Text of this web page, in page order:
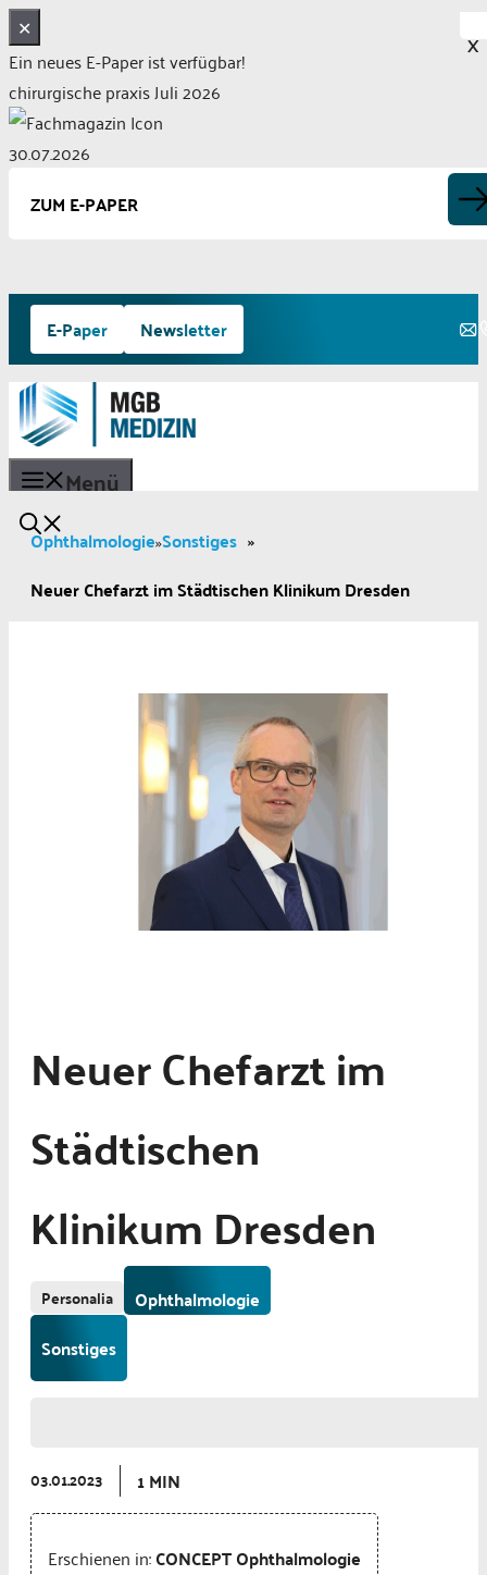
✕
Ein neues E-Paper ist verfügbar!
chirurgische praxis Juli 2026
30.07.2026
ZUM E-PAPER
Zum
Inhalt
springen
E-Paper Newsletter
Menü
Ophthalmologie»Sonstiges »
Neuer Chefarzt im Städtischen Klinikum Dresden
Neuer Chefarzt im
Städtischen
Klinikum Dresden
Personalia
Ophthalmologie
Sonstiges
03.01.2023 1 MIN
Erschienen in:CONCEPT Ophthalmologie
X